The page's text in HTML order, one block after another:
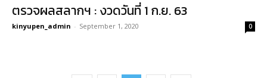
ตรวจผลสลากฯ : งวดวันที่ 1 ก.ย. 63
kinyupen_admin - September 1, 2020 0